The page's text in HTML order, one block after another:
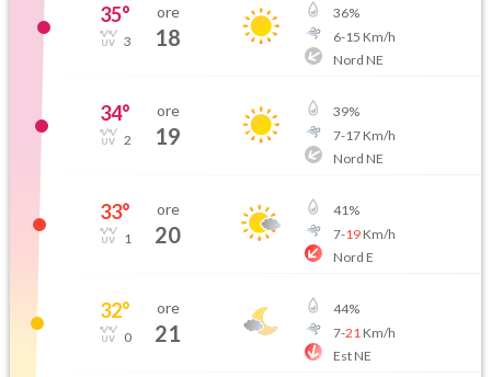
35°
3
ore
18
36%
6-15 Km/h
Nord NE
34°
2
ore
19
39%
7-17Km/h
Nord NE
33°
1
ore
20
41%
7-19Km/h
Nord E
32°
0
ore
21
44%
7-21 Km/h
Est NE